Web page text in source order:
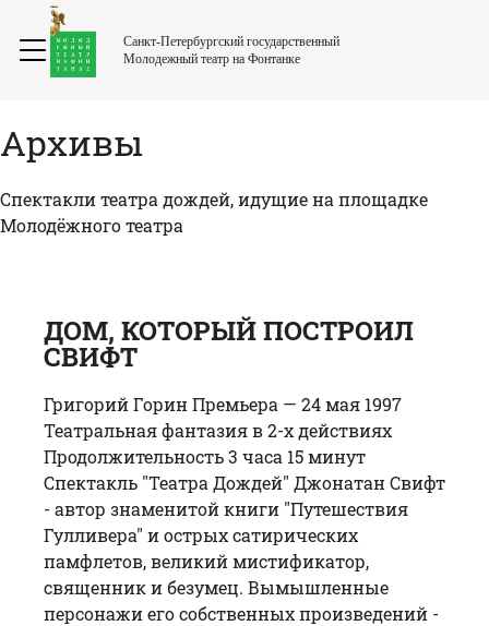
Санкт-Петербургский государственный
Молодежный театр на Фонтанке
Архивы
Спектакли театра дождей, идущие на площадке
Молодёжного театра
ДОМ, КОТОРЫЙ ПОСТРОИЛ
СВИФТ
Григорий Горин Премьера — 24 мая 1997
Театральная фантазия в 2-х действиях
Продолжительность 3 часа 15 минут
Спектакль "Театра Дождей" Джонатан Свифт
- автор знаменитой книги "Путешествия
Гулливера" и острых сатирических
памфлетов, великий мистификатор,
священник и безумец. Вымышленные
персонажи его собственных произведений -